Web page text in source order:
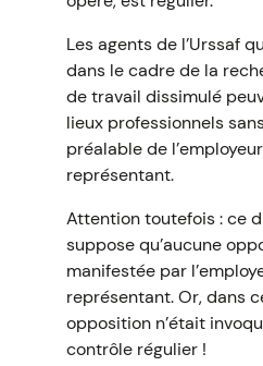
Les agents de l’Urssaf
dans le cadre de la
de travail dissimulé
lieux professionnels
préalable de
représentant.
Attention toutefois : ce
suppose qu’aucune
manifestée par
représentant. Or, dans
opposition n’était
contrôle régulier !